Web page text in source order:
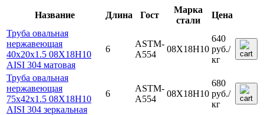
Название Длина Гост
Марка
стали
Цена
Труба овальная
нержавеющая
40х20х1.5 08Х18Н10
AISI 304 матовая
6
ASTM-
A554
08Х18Н10
640
руб./
кг
Труба овальная
нержавеющая
75х42х1.5 08Х18Н10
AISI 304 зеркальная
6
ASTM-
A554
08Х18Н10
680
руб./
кг